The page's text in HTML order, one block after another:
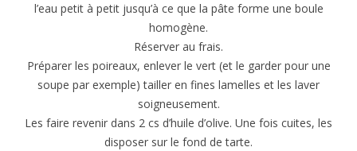
l’eau petit à petit jusqu’à ce que la pâte forme une boule
homogène.
Réserver au frais.
Préparer les poireaux, enlever le vert (et le garder pour une
soupe par exemple) tailler en fines lamelles et les laver
soigneusement.
Les faire revenir dans 2 cs d’huile d’olive. Une fois cuites, les
disposer sur le fond de tarte.